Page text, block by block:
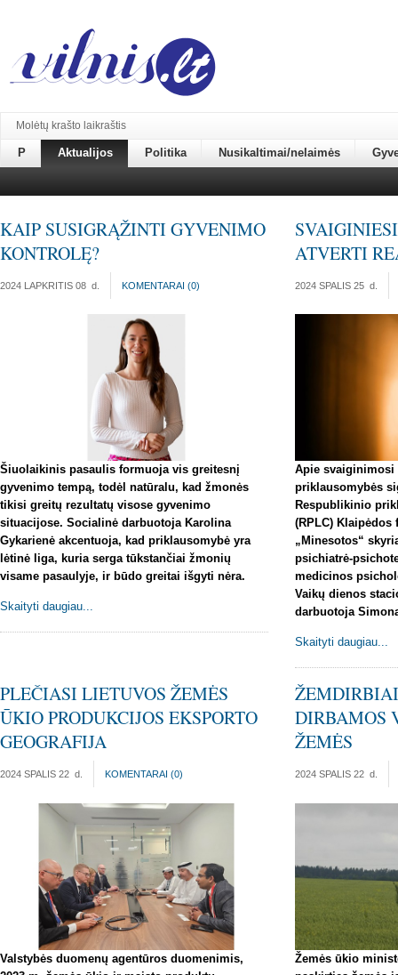
Molėtų krašto laikraštis
P Aktualijos Politika Nusikaltimai/nelaimės
KAIP SUSIGRĄŽINTI GYVENIMO
KONTROLĘ?
2024 LAPKRITIS 08 d. KOMENTARAI (0)
Šiuolaikinis pasaulis formuoja vis greitesnį
gyvenimo tempą, todėl natūralu, kad žmonės
tikisi greitų rezultatų visose gyvenimo
situacijose. Socialinė darbuotoja Karolina
Gykarienė akcentuoja, kad priklausomybė yra
lėtinė liga, kuria serga tūkstančiai žmonių
visame pasaulyje, ir būdo greitai išgyti nėra.
Skaityti daugiau...
ATVERTI
2024 SPALIS 25 d.
Apie svaiginimosi
priklausomybės
Respublikinio
(RPLC)
„ Minesotos“
psichiatrė-
medicinos
Vaikų dienos
darbuotoja
Skaityti daugiau...
PLEČIASI LIETUVOS ŽEMĖS
ŪKIO PRODUKCIJOS EKSPORTO
GEOGRAFIJA
2024 SPALIS 22 d. KOMENTARAI (0)
Valstybės duomenų agentūros duomenimis,
DIRBAMOS
ŽEMĖS
2024 SPALIS 22 d.
Žemės ūkio